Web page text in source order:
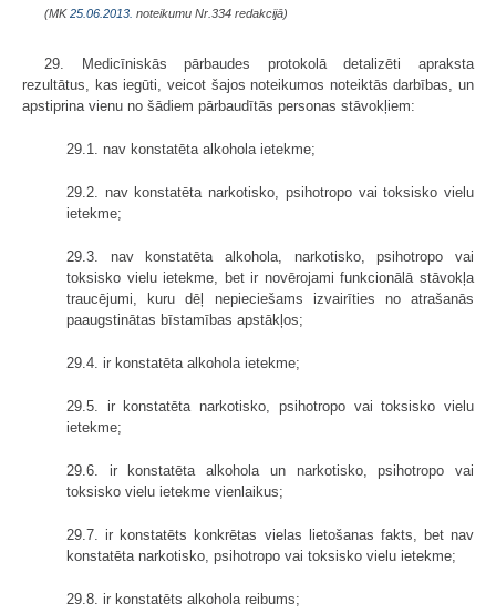
(MK25.06.2013. noteikumu Nr.334 redakcijā)
29. Medicīniskās pārbaudes protokolā detalizēti apraksta
rezultātus, kas iegūti, veicot šajos noteikumos noteiktās darbības, un
apstiprina vienu no šādiem pārbaudītās personas stāvokļiem:
29.1. nav konstatēta alkohola ietekme;
29.2. nav konstatēta narkotisko, psiho­tropo vai toksisko vielu
ietekme;
29.3. nav konstatēta alkohola, narkotisko, psihotropo vai
toksisko vielu ietekme, bet ir novērojami funkcionālā stāvokļa
traucējumi, kuru dēļ nepiecie­šams izvairīties no atrašanās
paaugstinātas bīstamības apstākļos;
29.4. ir konstatēta alkohola ietekme;
29.5. ir konstatēta narkotisko, psihotropo vai toksisko vielu
ietekme;
29.6. ir konstatēta alkohola un narkotisko, psihotropo vai
toksisko vielu ietekme vienlaikus;
29.7. ir konstatēts konkrētas vielas lietošanas fakts, bet nav
konstatēta narkotisko, psihotropo vai toksisko vielu ietekme;
29.8. ir konstatēts alkohola reibums;